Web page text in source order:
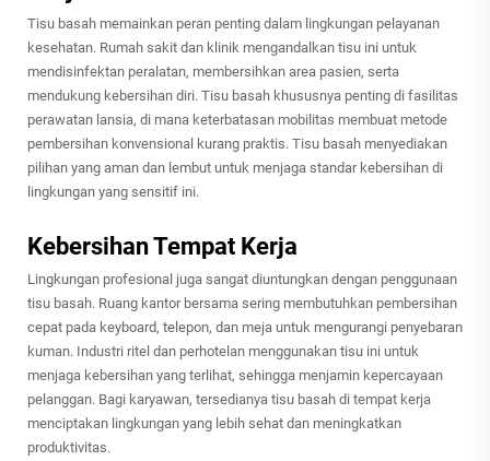
Tisu basah memainkan peran penting dalam lingkungan pelayanan
kesehatan. Rumah sakit dan klinik mengandalkan tisu ini untuk
mendisinfektan peralatan, membersihkan area pasien, serta
mendukung kebersihan diri. Tisu basah khususnya penting di fasilitas
perawatan lansia, di mana keterbatasan mobilitas membuat metode
pembersihan konvensional kurang praktis. Tisu basah menyediakan
pilihan yang aman dan lembut untuk menjaga standar kebersihan di
lingkungan yang sensitif ini.
Kebersihan Tempat Kerja
Lingkungan profesional juga sangat diuntungkan dengan penggunaan
tisu basah. Ruang kantor bersama sering membutuhkan pembersihan
cepat pada keyboard, telepon, dan meja untuk mengurangi penyebaran
kuman. Industri ritel dan perhotelan menggunakan tisu ini untuk
menjaga kebersihan yang terlihat, sehingga menjamin kepercayaan
pelanggan. Bagi karyawan, tersedianya tisu basah di tempat kerja
menciptakan lingkungan yang lebih sehat dan meningkatkan
produktivitas.